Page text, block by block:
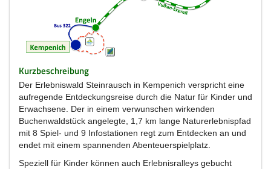
Kurzbeschreibung
Der Erlebniswald Steinrausch in Kempenich verspricht eine
aufregende Entdeckungsreise durch die Natur für Kinder und
Erwachsene. Der in einem verwunschen wirkenden
Buchenwaldstück angelegte, 1,7 km lange Naturerlebnispfad
mit 8 Spiel- und 9 Infostationen regt zum Entdecken an und
endet mit einem spannenden Abenteuerspielplatz.
Speziell für Kinder können auch Erlebnisralleys gebucht